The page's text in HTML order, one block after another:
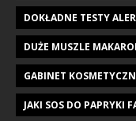
DOKŁADNE TESTY
DUŻE MUSZLE
GABINET
JAKI SOS DO PAPRYKI